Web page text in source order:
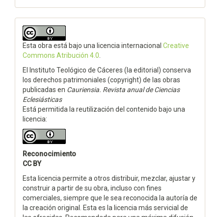
Esta obra está bajo una licencia internacional Creative
Commons Atribución 4.0
El Instituto Teológico de Cáceres (la editorial) conserva
los derechos patrimoniales (copyright) de las obras
publicadas en Cauriensia. Revista anual de Ciencias
Eclesiásticas
Está permitida la reutilización del contenido bajo una
licencia:
Reconocimiento
CC BY
Esta licencia permite a otros distribuir, mezclar, ajustar y
construir a partir de su obra, incluso con fines
comerciales, siempre que le sea reconocida la autoría de
la creación original. Esta es la licencia más servicial de